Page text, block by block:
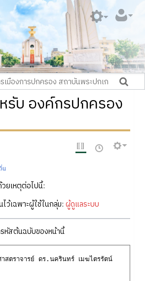
บ องค์กรปกครอง
น
ยเหตุต่อไปนี้:
เฉพาะผู้ใช้ในกลุ่ม: ผู้ดูแลระบบ
หัสต้นฉบับของหน้านี้